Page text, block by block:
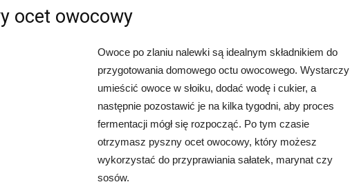
ocet owocowy
Owoce po zlaniu nalewki są idealnym składnikiem do
przygotowania domowego octu owocowego. Wystarczy
umieścić owoce w słoiku, dodać wodę i cukier, a
następnie pozostawić je na kilka tygodni, aby proces
fermentacji mógł się rozpocząć. Po tym czasie
otrzymasz pyszny ocet owocowy, który możesz
wykorzystać do przyprawiania sałatek, marynat czy
sosów.